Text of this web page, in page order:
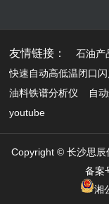
友情链接：
石油产
快速自动高低温闭口
油料铁谱分析仪
自
youtube
Copyright © 长沙思辰
备案
湘